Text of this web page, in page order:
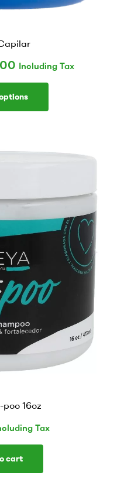
Including Tax
16oz
Tax
cart